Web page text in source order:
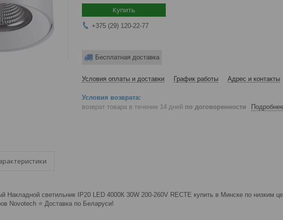
Купить
+375 (29) 120-22-77
Бесплатная доставка
Условия оплаты и доставки График работы Адрес и контакты
возврат товара в течение 14 дней по договоренности Подробнее
Накладной светильник IP20 LED 4000К 30W 200-260V RECTE купить в Минске по низким
Novotech ⭐️ Доставка по Беларуси!